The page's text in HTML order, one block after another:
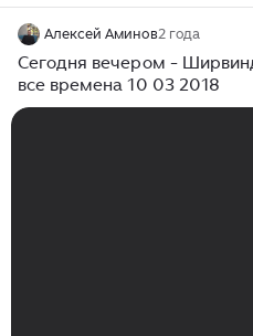
Алексей Аминов2 года
Сегодня вечером -
все времена 10 03 2018